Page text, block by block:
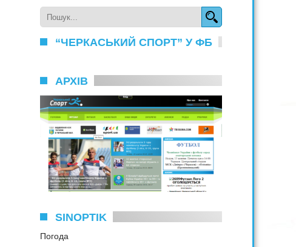
“ЧЕРКАСЬКИЙ СПОРТ” У ФБ
АРХІВ
SINOPTIK
Погода